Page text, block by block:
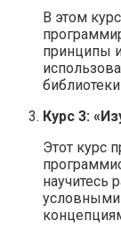
В этом
принципы
Курс 3:
Этот курс
научитесь